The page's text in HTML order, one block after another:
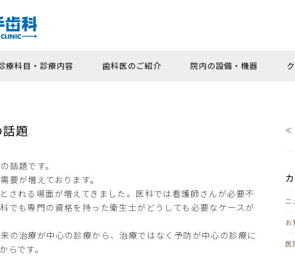
療科目・診療内容 歯科医のご紹介 院内の設備・機器
題
話題です。
要が増えております。
される場面が増えてきました。医科では看護師さんが必要不
でも専門の資格を持った衛生士がどうしても必要なケースが
の治療が中心の診療から、治療ではなく予防が中心の診療に
らです。
≪
ニ
お
医